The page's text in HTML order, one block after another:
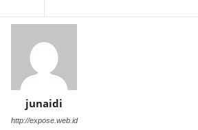
junaidi
http://expose.web.id